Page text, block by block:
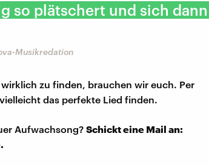
so plätschert und sich dann
Musikredation
zu finden, brauchen wir euch. Per
das perfekte Lied finden.
Aufwachsong? Schickt eine Mail an: